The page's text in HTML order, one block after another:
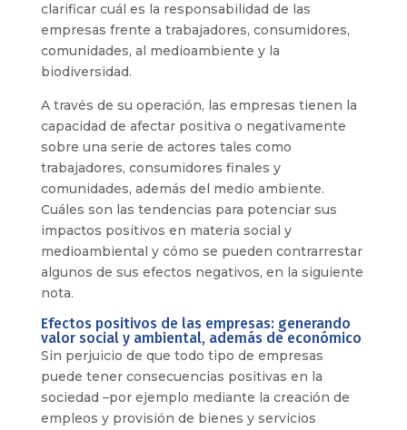
clarificar cuál es la responsabilidad de las
empresas frente a trabajadores, consumidores,
comunidades, al medioambiente y la
biodiversidad.
A través de su operación, las empresas tienen la
capacidad de afectar positiva o negativamente
sobre una serie de actores tales como
trabajadores, consumidores finales y
comunidades, además del medio ambiente.
Cuáles son las tendencias para potenciar sus
impactos positivos en materia social y
medioambiental y cómo se pueden contrarrestar
algunos de sus efectos negativos, en la siguiente
nota.
Efectos positivos de las empresas: generando
valor social y ambiental, además de económico
Sin perjuicio de que todo tipo de empresas
puede tener consecuencias positivas en la
sociedad –por ejemplo mediante la creación de
empleos y provisión de bienes y servicios